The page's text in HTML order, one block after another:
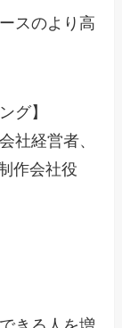
スのより高
グ】
社経営者、
作会社役